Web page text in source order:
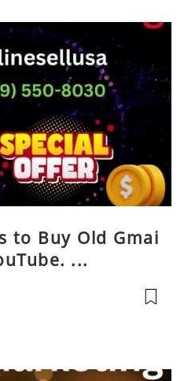
to Buy Old Gmai
...